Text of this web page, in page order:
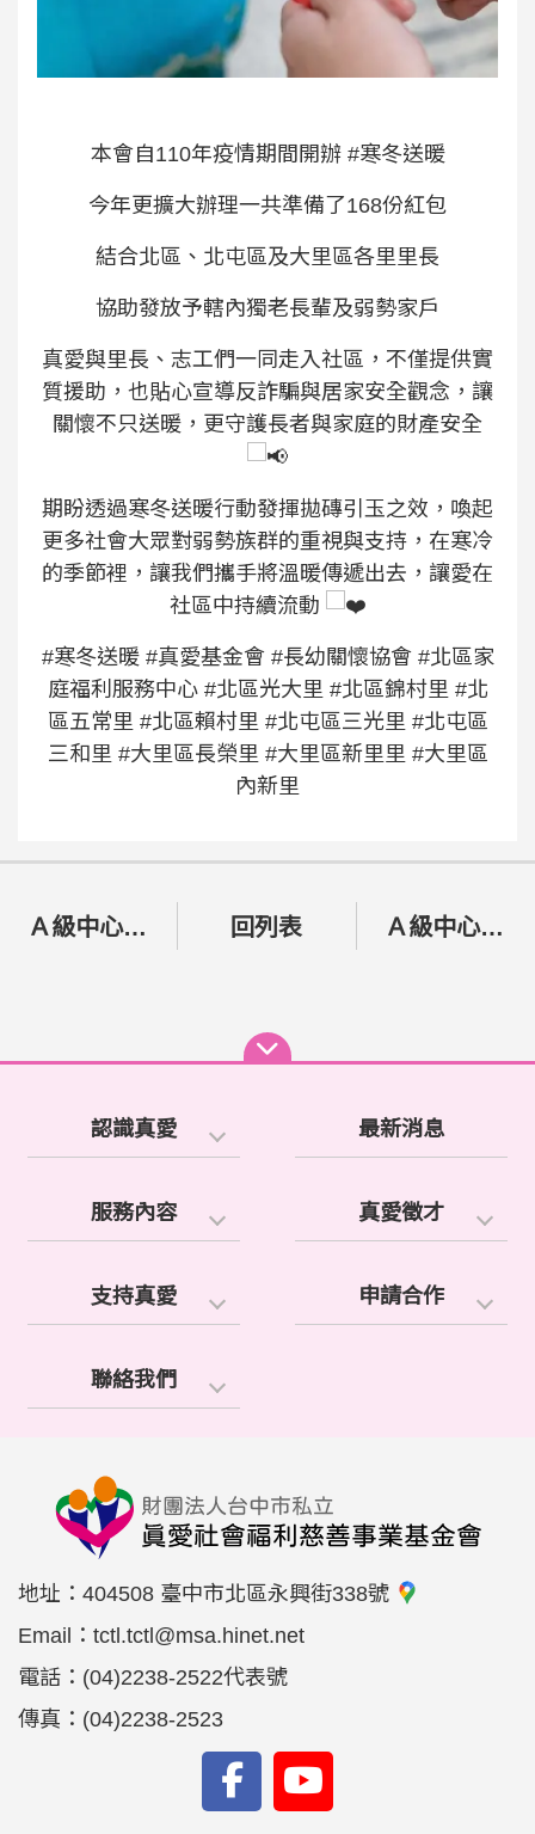
本會自110年疫情期間開辦 #寒冬送暖
今年更擴大辦理一共準備了168份紅包
結合北區、北屯區及大里區各里里長
協助發放予轄內獨老長輩及弱勢家戶
真愛與里長、志工們一同走入社區，不僅提供實
質援助，也貼心宣導反詐騙與居家安全觀念，讓
關懷不只送暖，更守護長者與家庭的財產安全
期盼透過寒冬送暖行動發揮拋磚引玉之效，喚起
更多社會大眾對弱勢族群的重視與支持，在寒冷
的季節裡，讓我們攜手將溫暖傳遞出去，讓愛在
社區中持續流動
#寒冬送暖 #真愛基金會 #長幼關懷協會 #北區家
庭福利服務中心 #北區光大里 #北區錦村里 #北
區五常里 #北區賴村里 #北屯區三光里 #北屯區
三和里 #大里區長榮里 #大里區新里里 #大里區
內新里
Ａ級中心115年01月份輪派資訊公告 回列表 Ａ級中心115年02月份輪派資訊公告
認識真愛 最新消息
服務內容 真愛徵才
支持真愛 申請合作
聯絡我們
地址： 404508 臺中市北區永興街338號
Email： tctl.tctl@msa.hinet.net
電話： (04)2238-2522代表號
傳真： (04)2238-2523